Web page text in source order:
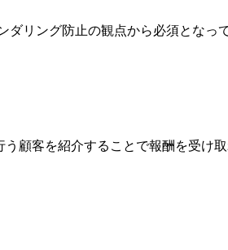
リング防止の観点から必須とな
顧客を紹介することで報酬を受け